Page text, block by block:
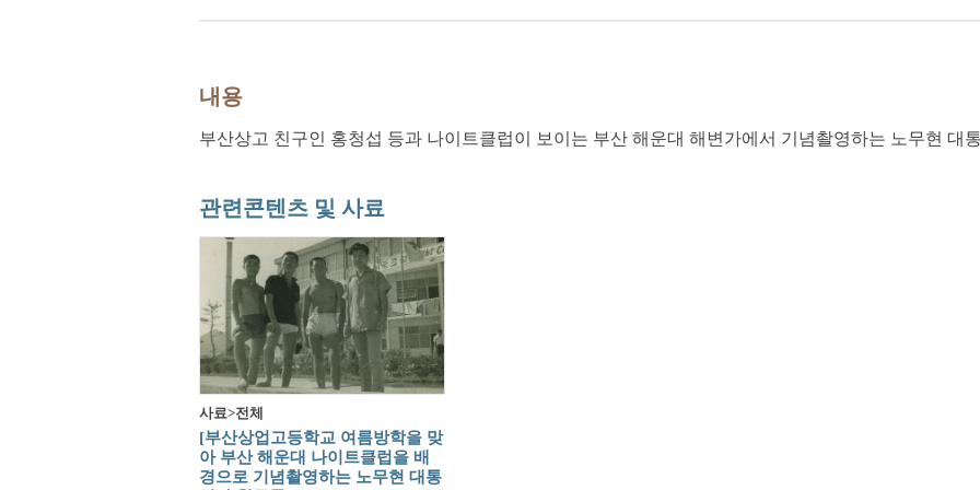
내용
부산상고 친구인 홍청섭 등과 나이트클럽이 보이는 부산 해운대 해변가에서 기념촬영하는 노무현 대
관련콘텐츠 및 사료
사료>전체
[부산상업고등학교 여름방학을 맞
아 부산 해운대 나이트클럽을 배
경으로 기념촬영하는 노무현 대통